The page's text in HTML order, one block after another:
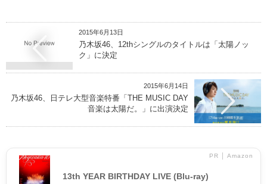
2015年6月13日
乃木坂46、12thシングルのタイトルは「太陽ノッ
ク」に決定
2015年6月14日
乃木坂46、日テレ大型音楽特番「THE MUSIC DAY
音楽は太陽だ。」に出演決定
PR │ Amazon
13th YEAR BIRTHDAY LIVE (Blu-ray)